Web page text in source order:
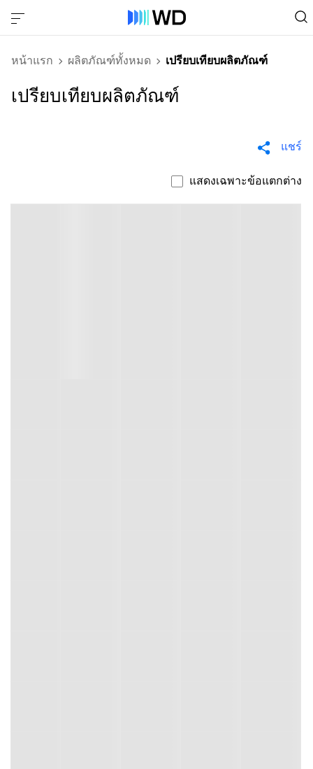
หน้าแรก ผลิตภัณฑ์ทั้งหมด เปรียบเทียบผลิตภัณฑ์
เปรียบเทียบผลิตภัณฑ์
แชร์
แสดงเฉพาะข้อแตกต่าง